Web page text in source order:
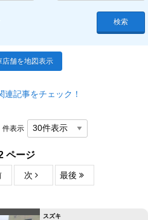
検索
店舗を地図表示
連記事をチェック！
件表示
ページ
次 最後
スズキ